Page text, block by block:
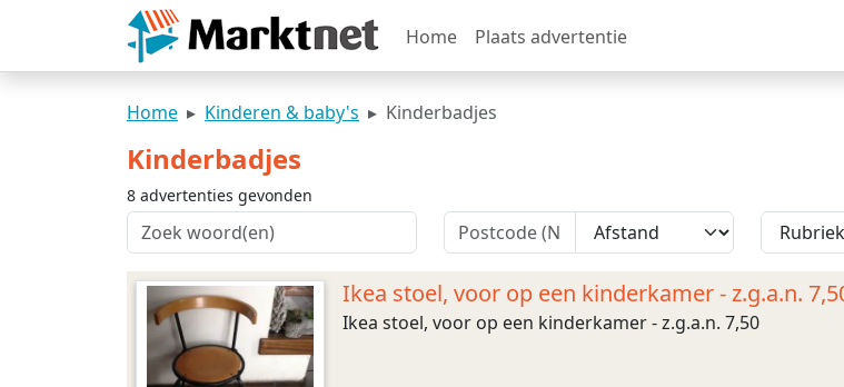
Home Plaats advertentie
Home Kinderen & baby's Kinderbadjes
Kinderbadjes
8 advertenties gevonden
Ikea stoel, voor op een kinderkamer - z.g.a.n.
Ikea stoel, voor op een kinderkamer - z.g.a.n. 7,50